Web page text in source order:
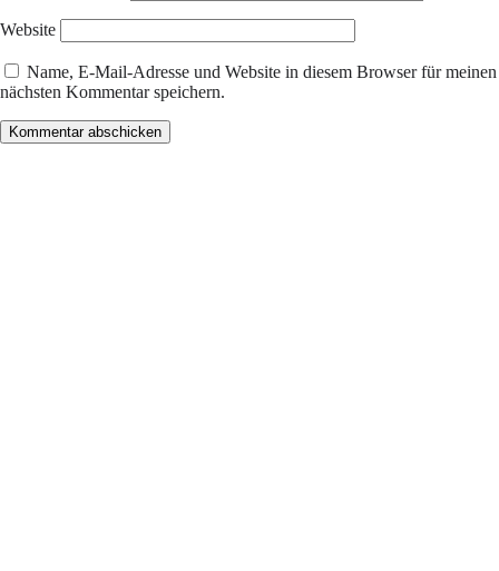
Website
Name, E-Mail-Adresse und Website in diesem Browser für meinen
nächsten Kommentar speichern.